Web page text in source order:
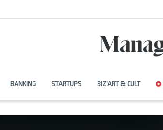
BANKING STARTUPS BIZ’ART & CULT